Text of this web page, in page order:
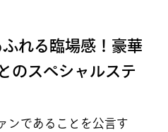
れる臨場感！豪華
のスペシャルステ
ンであることを公言す